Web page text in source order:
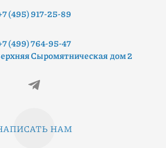
(495) 917-25-89
(499) 764-95-47
Сыромятническая дом 2
НАМ